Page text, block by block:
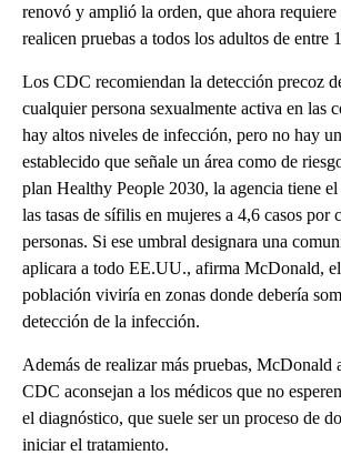
renovó y amplió la orden, que ahora
realicen pruebas a todos los adultos de entre
Los CDC recomiendan la detección precoz
cualquier persona sexualmente activa en las
hay altos niveles de infección, pero no hay
establecido que señale un área como de
plan Healthy People 2030, la agencia tiene
las tasas de sífilis en mujeres a 4,6 casos por
personas. Si ese umbral designara una
aplicara a todo EE.UU., afirma McDonald,
población viviría en zonas donde debería
detección de la infección.
Además de realizar más pruebas, McDonald
CDC aconsejan a los médicos que no
el diagnóstico, que suele ser un proceso de
iniciar el tratamiento.